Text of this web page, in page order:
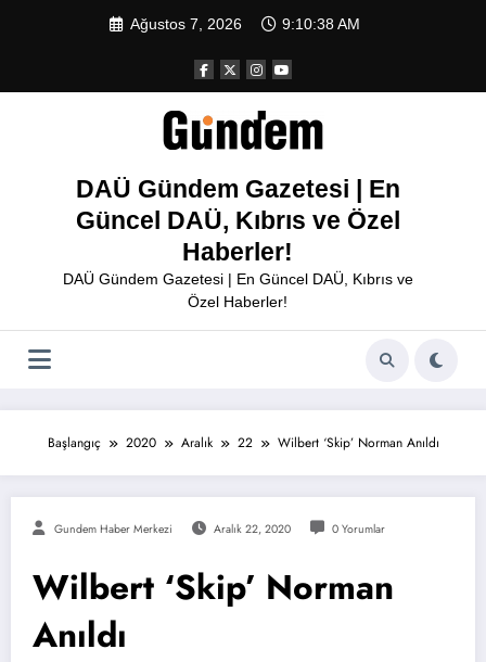
Ağustos 7, 2026 9:10:38 AM
DAÜ Gündem Gazetesi | En
Güncel DAÜ, Kıbrıs ve Özel
Haberler!
DAÜ Gündem Gazetesi | En Güncel DAÜ, Kıbrıs ve
Özel Haberler!
Başlangıç 2020 Aralık 22 Wilbert ‘Skip’ Norman Anıldı
Gundem Haber Merkezi Aralık 22, 2020 0 Yorumlar
Wilbert ‘Skip’ Norman
Anıldı